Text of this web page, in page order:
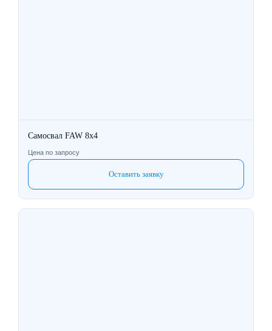
Самосвал FAW 8х4
Цена по запросу
Оставить заявку